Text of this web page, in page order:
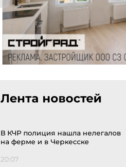
Лента новостей
В КЧР полиция нашла нелегалов
на ферме и в Черкесске
20:07